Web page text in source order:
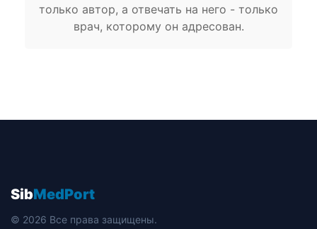
только автор, а отвечать на него - только
врач, которому он адресован.
SibMedPort
© 2026 Все права защищены.